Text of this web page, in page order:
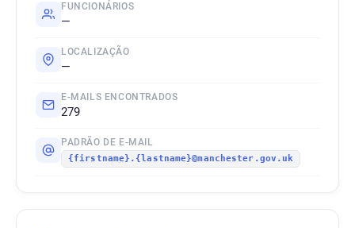
FUNCIONÁRIOS
—
LOCALIZAÇÃO
—
E-MAILS ENCONTRADOS
279
PADRÃO DE E-MAIL
{firstname}.{lastname}@manchester.gov.uk